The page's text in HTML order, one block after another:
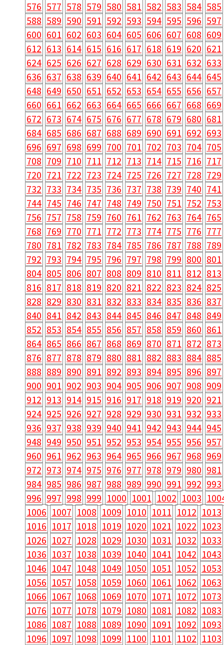
576 577 578 579 580 581 582 583 584 585
588 589 590 591 592 593 594 595 596 597
600 601 602 603 604 605 606 607 608 609
612 613 614 615 616 617 618 619 620 621
624 625 626 627 628 629 630 631 632 633
636 637 638 639 640 641 642 643 644 645
648 649 650 651 652 653 654 655 656 657
660 661 662 663 664 665 666 667 668 669
672 673 674 675 676 677 678 679 680 681
684 685 686 687 688 689 690 691 692 693
696 697 698 699 700 701 702 703 704 705
708 709 710 711 712 713 714 715 716 717
720 721 722 723 724 725 726 727 728 729
732 733 734 735 736 737 738 739 740 741
744 745 746 747 748 749 750 751 752 753
756 757 758 759 760 761 762 763 764 765
768 769 770 771 772 773 774 775 776 777
780 781 782 783 784 785 786 787 788 789
792 793 794 795 796 797 798 799 800 801
804 805 806 807 808 809 810 811 812 813
816 817 818 819 820 821 822 823 824 825
828 829 830 831 832 833 834 835 836 837
840 841 842 843 844 845 846 847 848 849
852 853 854 855 856 857 858 859 860 861
864 865 866 867 868 869 870 871 872 873
876 877 878 879 880 881 882 883 884 885
888 889 890 891 892 893 894 895 896 897
900 901 902 903 904 905 906 907 908 909
912 913 914 915 916 917 918 919 920 921
924 925 926 927 928 929 930 931 932 933
936 937 938 939 940 941 942 943 944 945
948 949 950 951 952 953 954 955 956 957
960 961 962 963 964 965 966 967 968 969
972 973 974 975 976 977 978 979 980 981
984 985 986 987 988 989 990 991 992 993
996 997 998 999 1000 1001 1002 1003
1006 1007 1008 1009 1010 1011 1012 1013
1016 1017 1018 1019 1020 1021 1022 1023
1026 1027 1028 1029 1030 1031 1032 1033
1036 1037 1038 1039 1040 1041 1042 1043
1046 1047 1048 1049 1050 1051 1052 1053
1056 1057 1058 1059 1060 1061 1062 1063
1066 1067 1068 1069 1070 1071 1072 1073
1076 1077 1078 1079 1080 1081 1082 1083
1086 1087 1088 1089 1090 1091 1092 1093
1096 1097 1098 1099 1100 1101 1102 1103